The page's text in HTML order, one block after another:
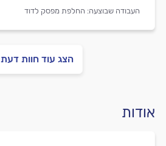
העבודה שבוצעה: החלפת מפסק לדוד
הצג עוד חוות דעת
אודות